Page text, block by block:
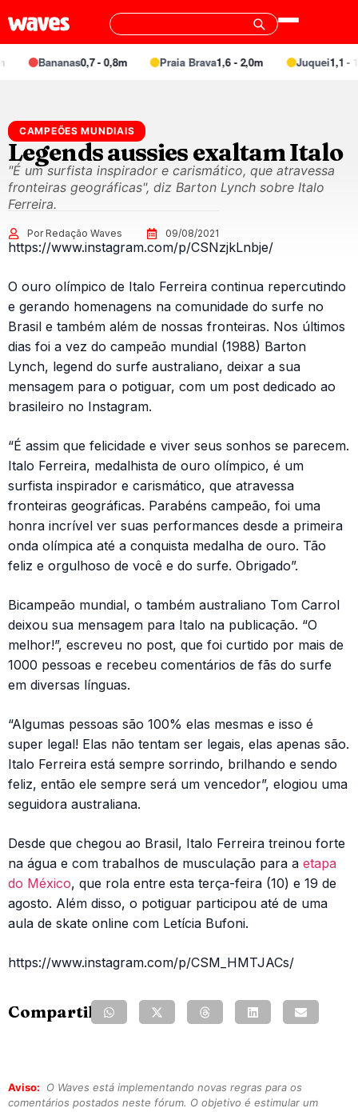
Bananas0,7 - 0,8m Praia Brava1,6 - 2,0m Juquei1,1 -
CAMPEÕES MUNDIAIS
Legends aussies exaltam Italo
"É um surfista inspirador e carismático, que atravessa
fronteiras geográficas", diz Barton Lynch sobre Italo
Ferreira.
Por Redação Waves 09/08/2021
https://www.instagram.com/p/CSNzjkLnbje/
O ouro olímpico de Italo Ferreira continua repercutindo
e gerando homenagens na comunidade do surfe no
Brasil e também além de nossas fronteiras. Nos últimos
dias foi a vez do campeão mundial (1988) Barton
Lynch, legend do surfe australiano, deixar a sua
mensagem para o potiguar, com um post dedicado ao
brasileiro no Instagram.
“É assim que felicidade e viver seus sonhos se parecem.
Italo Ferreira, medalhista de ouro olímpico, é um
surfista inspirador e carismático, que atravessa
fronteiras geográficas. Parabéns campeão, foi uma
honra incrível ver suas performances desde a primeira
onda olímpica até a conquista medalha de ouro. Tão
feliz e orgulhoso de você e do surfe. Obrigado”.
Bicampeão mundial, o também australiano Tom Carrol
deixou sua mensagem para Italo na publicação. “O
melhor!”, escreveu no post, que foi curtido por mais de
1000 pessoas e recebeu comentários de fãs do surfe
em diversas línguas.
“Algumas pessoas são 100% elas mesmas e isso é
super legal! Elas não tentam ser legais, elas apenas são.
Italo Ferreira está sempre sorrindo, brilhando e sendo
feliz, então ele sempre será um vencedor”, elogiou uma
seguidora australiana.
Desde que chegou ao Brasil, Italo Ferreira treinou forte
na água e com trabalhos de musculação para a etapa
do México, que rola entre esta terça-feira (10) e 19 de
agosto. Além disso, o potiguar participou até de uma
aula de skate online com Letícia Bufoni.
https://www.instagram.com/p/CSM_HMTJACs/
Compartilhe:
Aviso:
O Waves está implementando novas regras para os
comentários postados neste fórum. O objetivo é estimular um